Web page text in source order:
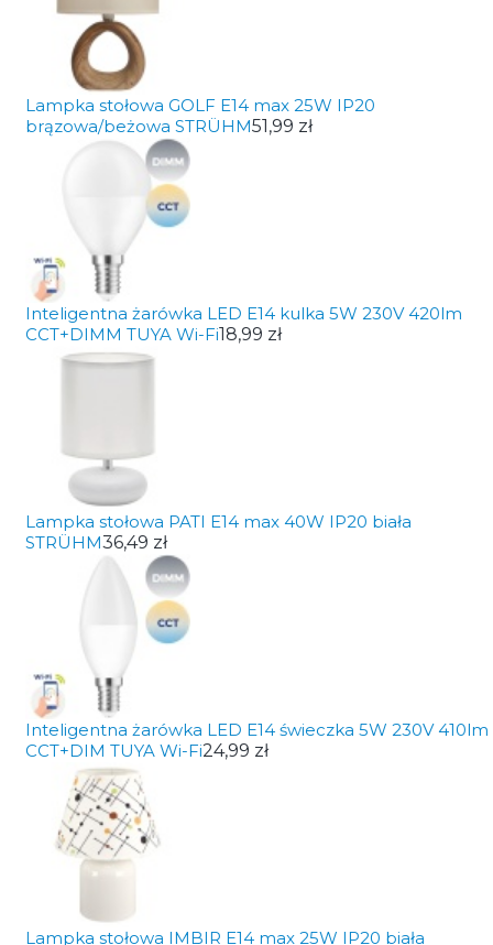
Lampka stołowa GOLF E14 max 25W IP20
brązowa/beżowa STRÜHM51,99 zł
Inteligentna żarówka LED E14 kulka 5W 230V 420lm
CCT+DIMM TUYA Wi-Fi18,99 zł
Lampka stołowa PATI E14 max 40W IP20 biała
STRÜHM36,49 zł
Inteligentna żarówka LED E14 świeczka 5W 230V 410lm
CCT+DIM TUYA Wi-Fi24,99 zł
Lampka stołowa IMBIR E14 max 25W IP20 biała